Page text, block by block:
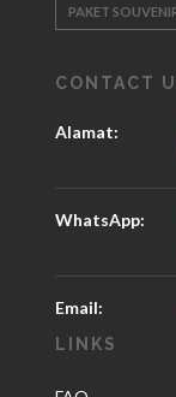
PAKET
CONTACT
Alamat:
WhatsApp:
Email:
LINKS